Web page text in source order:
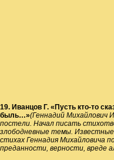
19. Иванцов Г. «Пусть кто-то
быль…»(Геннадий Михайлович
постели. Начал писать
злободневные темы. Известные
стихах Геннадия Михайловича
преданности, верности, вреде